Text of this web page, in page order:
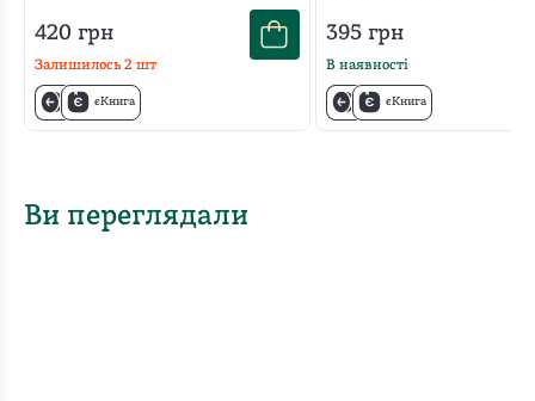
420 грн
Залишилось 2 шт
єКнига
395грн
В наявності
єКнига
Ви переглядали